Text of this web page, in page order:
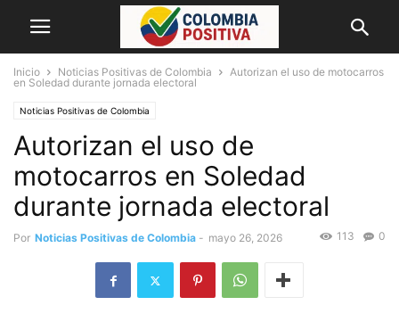
Inicio Noticias Positivas de Colombia
Autorizan el uso de motocarros
en Soledad durante jornada electoral
Noticias Positivas de Colombia
Autorizan el uso de
motocarros en Soledad
durante jornada electoral
Por Noticias Positivas de Colombia - mayo 26, 2026 0
113